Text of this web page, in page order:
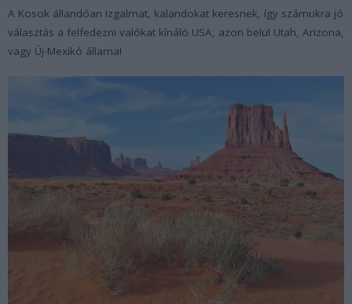
A Kosok állandóan izgalmat, kalandokat keresnek, így számukra jó
választás a felfedezni valókat kínáló USA, azon belül Utah, Arizona,
vagy Új-Mexikó állama!